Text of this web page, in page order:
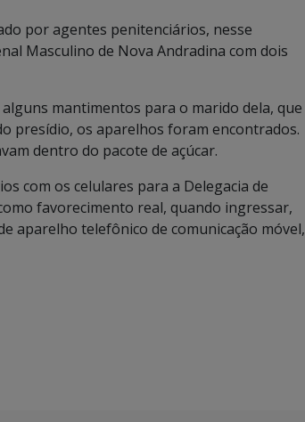
por agentes penitenciários, nesse
Masculino de Nova Andradina com dois
mantimentos para o marido dela, que
presídio, os aparelhos foram encontrados.
dentro do pacote de açúcar.
com os celulares para a Delegacia de
favorecimento real, quando ingressar,
aparelho telefônico de comunicação móvel,